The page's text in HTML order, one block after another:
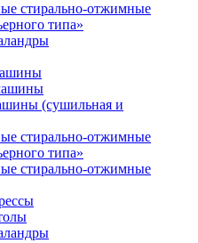
стирально-отжимные
типа»
(сушильная и
стирально-отжимные
типа»
стирально-отжимные